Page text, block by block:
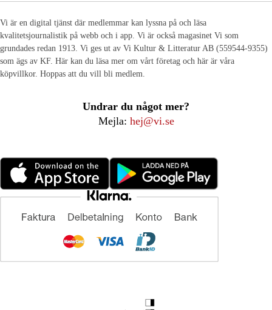
Vi är en digital tjänst där medlemmar kan lyssna på och läsa
kvalitetsjournalistik på webb och i app. Vi är också magasinet Vi som
grundades redan 1913. Vi ges ut av Vi Kultur & Litteratur AB (559544-9355)
som ägs av KF. Här kan du läsa mer om vårt företag och här är våra
köpvillkor. Hoppas att du vill bli medlem.
Undrar du något mer?
Mejla: hej@vi.se